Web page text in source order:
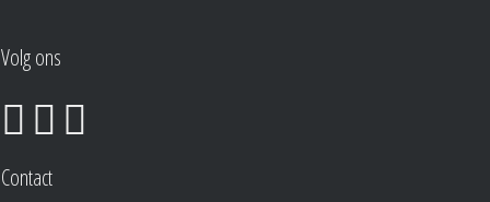
Volg ons
Contact